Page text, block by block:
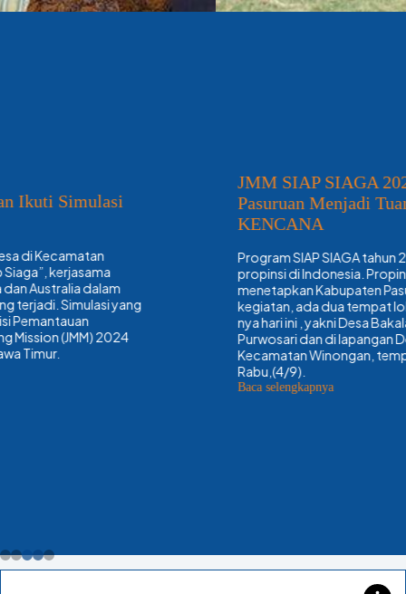
JMM SIAP SIAGA 2024, Kabupaten
Pasuruan Menjadi Tuan Rumah,Siapkan
Program SIAP SIAGA tahun 2024 dilakukan di 4
propinsi di Indonesia. Propinsi Jawa Timur sendiri
menetapkan Kabupaten Pasuruan sebagai tempat
kegiatan, ada dua tempat lokasi untuk pelaksanaan
nya hari ini , yakni Desa Bakalan, Kecamatan
Purwosari dan di lapangan Desa Bandaran,
Kecamatan Winongan, tempat awak media meliput.